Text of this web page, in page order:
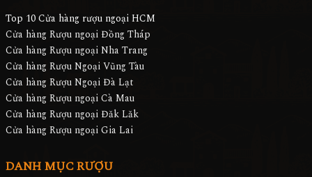
Top 10 Cửa hàng rượu ngoại HCM
Cửa hàng Rượu ngoại Đồng Tháp
Cửa hàng Rượu ngoại Nha Trang
Cửa hàng Rượu Ngoại Vũng Tàu
Cửa hàng Rượu Ngoại Đà Lạt
Cửa hàng Rượu ngoại Cà Mau
Cửa hàng Rượu ngoại Đăk Lăk
Cửa hàng Rượu ngoại Gia Lai
DANH MỤC RƯỢU